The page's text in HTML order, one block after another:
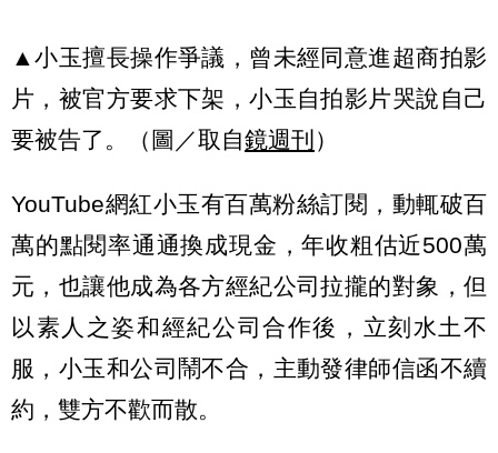
▲小玉擅長操作爭議，曾未經同意進超商拍影
片，被官方要求下架，小玉自拍影片哭說自己
要被告了。（圖／取自鏡週刊 ）
YouTube網紅小玉有百萬粉絲訂閱，動輒破百
萬的點閱率通通換成現金，年收粗估近500萬
元，也讓他成為各方經紀公司拉攏的對象，但
以素人之姿和經紀公司合作後，立刻水土不
服，小玉和公司鬧不合，主動發律師信函不續
約，雙方不歡而散。